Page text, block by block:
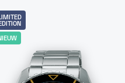
EDITION